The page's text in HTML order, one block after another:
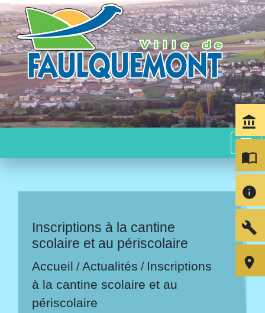
menu
Inscriptions à la cantine
scolaire et au périscolaire
Accueil /Actualités / Inscriptions
à la cantine scolaire et au
périscolaire
account_balance
import_contacts
info
build
room